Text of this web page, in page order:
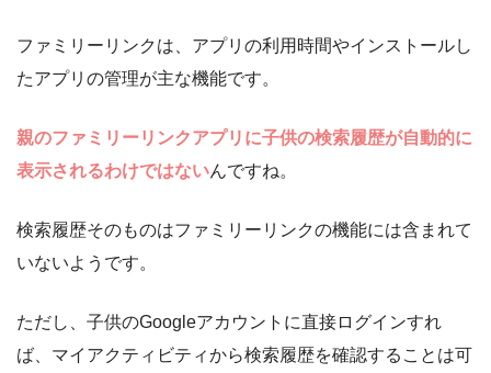
ファミリーリンクは、アプリの利用時間やインストールし
たアプリの管理が主な機能です。
親のファミリーリンクアプリに子供の検索履歴が自動的に
表示されるわけではないんですね。
検索履歴そのものはファミリーリンクの機能には含まれて
いないようです。
ただし、子供のGoogleアカウントに直接ログインすれ
ば、マイアクティビティから検索履歴を確認することは可